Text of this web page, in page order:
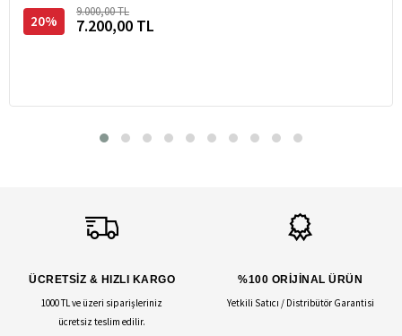
20%
9.000,00 TL
7.200,00 TL
ÜCRETSİZ & HIZLI KARGO
1000 TL ve üzeri siparişleriniz
ücretsiz teslim edilir.
%100 ORİJİNAL ÜRÜN
Yetkili Satıcı / Distribütör Garantisi